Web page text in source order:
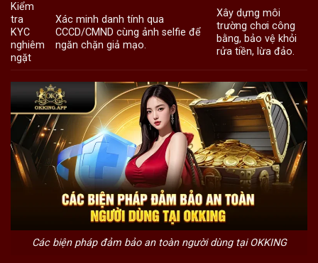
Kiểm
tra
KYC
nghiêm
ngặt
Xác minh danh tính qua
CCCD/CMND cùng ảnh selfie để
ngăn chặn giả mạo.
Xây dựng môi
trường chơi công
bằng, bảo vệ khỏi
rửa tiền, lừa đảo.
Các biện pháp đảm bảo an toàn người dùng tại OKKING